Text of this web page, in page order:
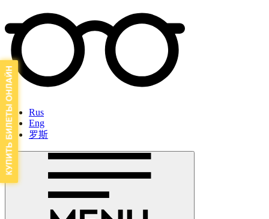
Rus
Eng
罗斯